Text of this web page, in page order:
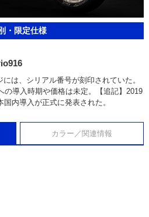
・限定仕様
は、シリアル番号が刻印されていた。
導入時期や価格は未定。【追記】2019
内導入が正式に発表された。
カラー／関連情報